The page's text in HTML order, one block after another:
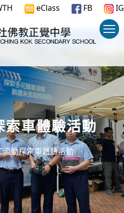
eClass FB IG
索車體驗活動
流動探索車體驗活動